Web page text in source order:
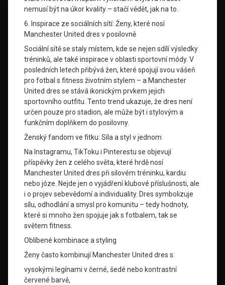
nemusí být na úkor kvality – stačí vědět, jak na to.
6. Inspirace ze sociálních sítí: Ženy, které nosí
Manchester United dres v posilovně
Sociální sítě se staly místem, kde se nejen sdílí výsledky
tréninků, ale také inspirace v oblasti sportovní módy. V
posledních letech přibývá žen, které spojují svou vášeň
pro fotbal s fitness životním stylem – a Manchester
United dres se stává ikonickým prvkem jejich
sportovního outfitu. Tento trend ukazuje, že dres není
určen pouze pro stadion, ale může být i stylovým a
funkčním doplňkem do posilovny.
Ženský fandom ve fitku: Síla a styl v jednom
Na Instagramu, TikToku i Pinterestu se objevují
příspěvky žen z celého světa, které hrdě nosí
Manchester United dres při silovém tréninku, kardiu
nebo józe. Nejde jen o vyjádření klubové příslušnosti, ale
i o projev sebevědomí a individuality. Dres symbolizuje
sílu, odhodlání a smysl pro komunitu – tedy hodnoty,
které si mnoho žen spojuje jak s fotbalem, tak se
světem fitness.
Oblíbené kombinace a styling
Ženy často kombinují Manchester United dres s:
vysokými legínami v černé, šedé nebo kontrastní
červené barvě,